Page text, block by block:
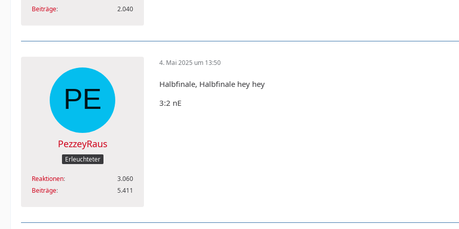
Beiträge
2.040
PezzeyRaus
Erleuchteter
Reaktionen
3.060
Beiträge
5.411
4. Mai 2025 um 13:50
Halbfinale, Halbfinale hey hey
3:2 nE